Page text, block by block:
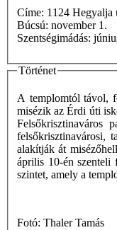
Címe: 1124 Hegyalja
Búcsú: november 1.
Történet
A templomtól távol,
misézik az Érdi úti
Felsőkrisztinaváros
felsőkrisztinavárosi,
alakítják át
április 10-én szenteli
szintet, amely a
Fotó: Thaler Tamás